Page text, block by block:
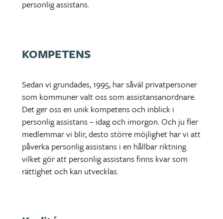
personlig assistans.
KOMPETENS
Sedan vi grundades, 1995, har såväl privatpersoner
som kommuner valt oss som assistansanordnare.
Det ger oss en unik kompetens och inblick i
personlig assistans – idag och imorgon. Och ju fler
medlemmar vi blir, desto större möjlighet har vi att
påverka personlig assistans i en hållbar riktning
vilket gör att personlig assistans finns kvar som
rättighet och kan utvecklas.